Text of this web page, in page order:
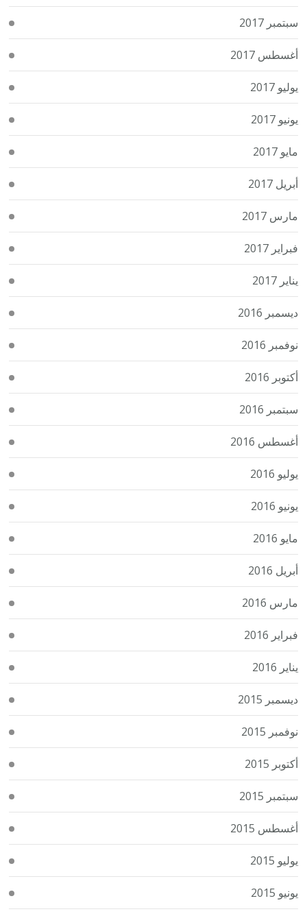
سبتمبر 2017
أغسطس 2017
يوليو 2017
يونيو 2017
مايو 2017
أبريل 2017
مارس 2017
فبراير 2017
يناير 2017
ديسمبر 2016
نوفمبر 2016
أكتوبر 2016
سبتمبر 2016
أغسطس 2016
يوليو 2016
يونيو 2016
مايو 2016
أبريل 2016
مارس 2016
فبراير 2016
يناير 2016
ديسمبر 2015
نوفمبر 2015
أكتوبر 2015
سبتمبر 2015
أغسطس 2015
يوليو 2015
يونيو 2015